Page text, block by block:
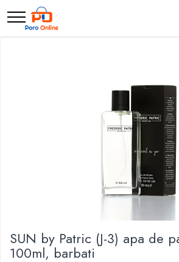
Parfum
SUN by Patric (J-3) apa de
100ml, barbati